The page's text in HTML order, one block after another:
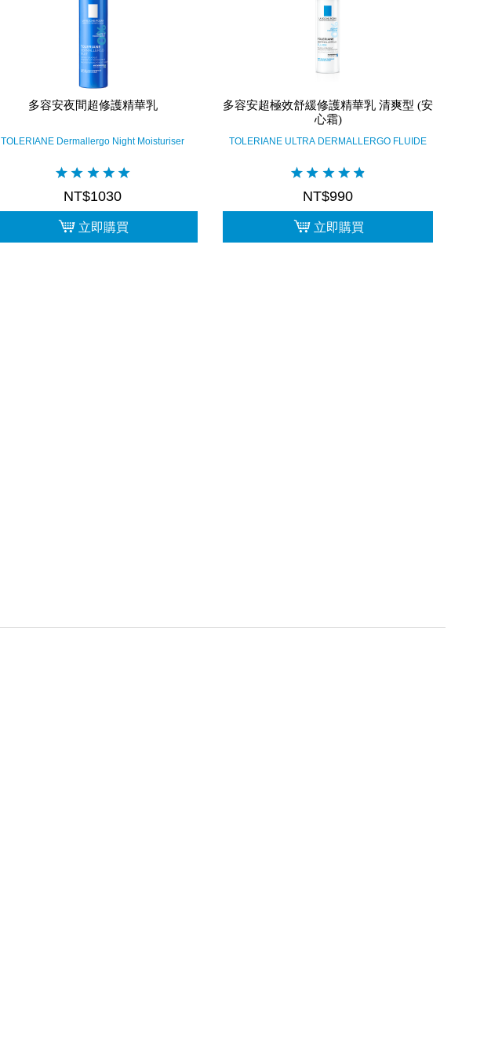
多容安夜間超修護精華乳
TOLERIANE Dermallergo Night Moisturiser
NT$1030
立即購買
多容安超極效舒緩修護精華乳 清爽型 (安
心霜)
TOLERIANE ULTRA DERMALLERGO FLUIDE
NT$990
立即購買